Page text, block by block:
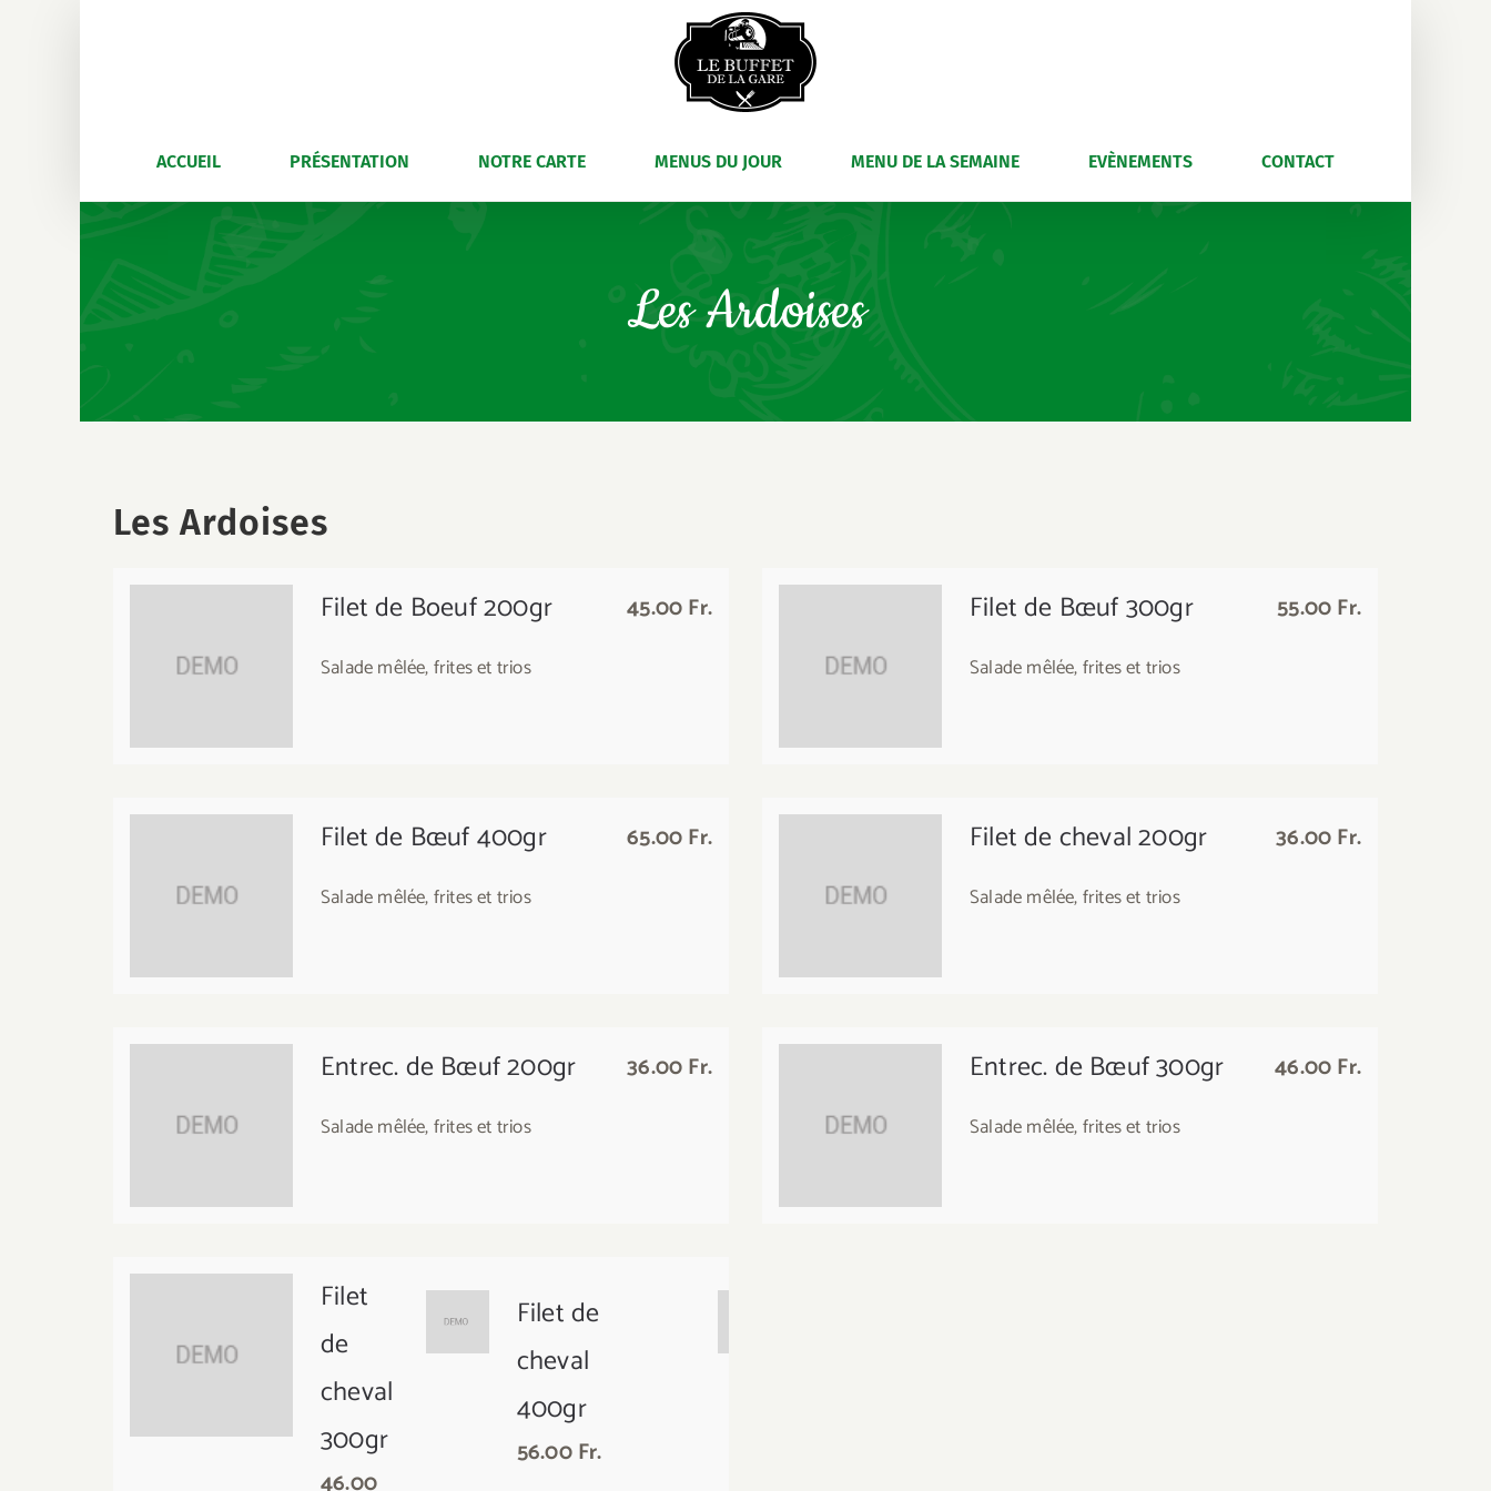
ACCUEIL PRÉSENTATION NOTRE CARTE MENUS DU JOUR MENU DE LA SEMAINE EVÈNEMENTS CONTACT
Les Ardoises
Les Ardoises
Filet de Boeuf 200gr 45.00 Fr.
Salade mêlée, frites et trios
Filet de Bœuf 300gr 55.00 Fr.
Salade mêlée, frites et trios
Filet de Bœuf 400gr 65.00 Fr.
Salade mêlée, frites et trios
Filet de cheval 200gr 36.00 Fr.
Salade mêlée, frites et trios
Entrec. de Bœuf 200gr 36.00 Fr.
Salade mêlée, frites et trios
Entrec. de Bœuf 300gr 46.00 Fr.
Salade mêlée, frites et trios
Filet
de
cheval
300gr
Filet de
cheval
400gr
56.00 Fr.